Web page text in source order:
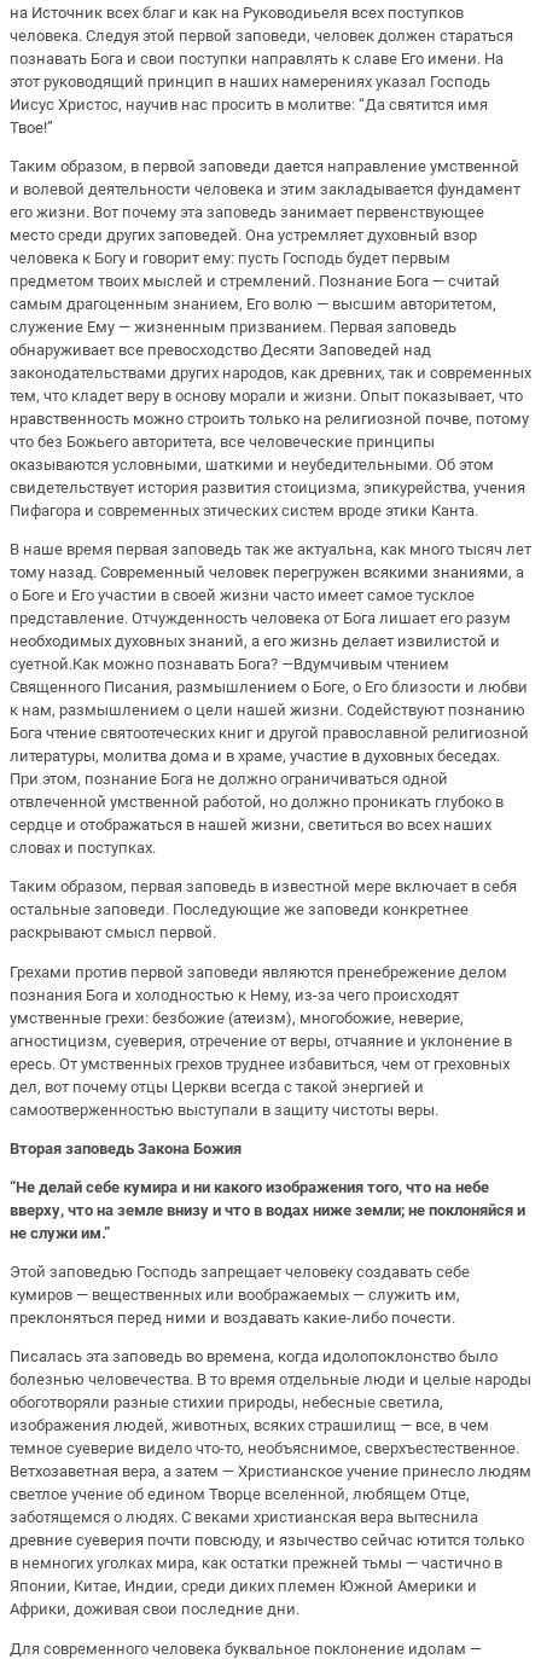
на Источник всех благ и как на Руководиьеля всех поступков
человека. Следуя этой первой заповеди, человек должен стараться
познавать Бога и свои поступки направлять к славе Его имени. На
этот руководящий принцип в наших намерениях указал Господь
Иисус Христос, научив нас просить в молитве: “Да святится имя
Твое!”
Таким образом, в первой заповеди дается направление умственной
и волевой деятельности человека и этим закладывается фундамент
его жизни. Вот почему эта заповедь занимает первенствующее
место среди других заповедей. Она устремляет духовный взор
человека к Богу и говорит ему: пусть Господь будет первым
предметом твоих мыслей и стремлений. Познание Бога — считай
самым драгоценным знанием, Его волю — высшим авторитетом,
служение Ему — жизненным призванием. Первая заповедь
обнаруживает все превосходство Десяти Заповедей над
законодательствами других народов, как древних, так и современных
тем, что кладет веру в основу морали и жизни. Опыт показывает, что
нравственность можно строить только на религиозной почве, потому
что без Божьего авторитета, все человеческие принципы
оказываются условными, шаткими и неубедительными. Об этом
свидетельствует история развития стоицизма, эпикурейства, учения
Пифагора и современных этических систем вроде этики Канта.
В наше время первая заповедь так же актуальна, как много тысяч лет
тому назад. Современный человек перегружен всякими знаниями, а
о Боге и Его участии в своей жизни часто имеет самое тусклое
представление. Отчужденность человека от Бога лишает его разум
необходимых духовных знаний, а его жизнь делает извилистой и
суетной.Как можно познавать Бога? —Вдумчивым чтением
Священного Писания, размышлением о Боге, о Его близости и любви
к нам, размышлением о цели нашей жизни. Содействуют познанию
Бога чтение святоотеческих книг и другой православной религиозной
литературы, молитва дома и в храме, участие в духовных беседах.
При этом, познание Бога не должно ограничиваться одной
отвлеченной умственной работой, но должно проникать глубоко в
сердце и отображаться в нашей жизни, светиться во всех наших
словах и поступках.
Таким образом, первая заповедь в известной мере включает в себя
остальные заповеди. Последующие же заповеди конкретнее
раскрывают смысл первой.
Грехами против первой заповеди являются пренебрежение делом
познания Бога и холодностью к Нему, из-за чего происходят
умственные грехи: безбожие (атеизм), многобожие, неверие,
агностицизм, суеверия, отречение от веры, отчаяние и уклонение в
ересь. От умственных грехов труднее избавиться, чем от греховных
дел, вот почему отцы Церкви всегда с такой энергией и
самоотверженностью выступали в защиту чистоты веры.
Вторая заповедь Закона Божия
“Не делай себе кумира и ни какого изображения того, что на небе
вверху, что на земле внизу и что в водах ниже земли; не поклоняйся и
не служи им.”
Этой заповедью Господь запрещает человеку создавать себе
кумиров — вещественных или воображаемых — служить им,
преклоняться перед ними и воздавать какие-либо почести.
Писалась эта заповедь во времена, когда идолопоклонство было
болезнью человечества. В то время отдельные люди и целые народы
обоготворяли разные стихии природы, небесные светила,
изображения людей, животных, всяких страшилищ — все, в чем
темное суеверие видело что-то, необъяснимое, сверхъестественное.
Ветхозаветная вера, а затем — Христианское учение принесло людям
светлое учение об едином Творце вселенной, любящем Отце,
заботящемся о людях. С веками христианская вера вытеснила
древние суеверия почти повсюду, и язычество сейчас ютится только
в немногих уголках мира, как остатки прежней тьмы — частично в
Японии, Китае, Индии, среди диких племен Южной Америки и
Африки, доживая свои последние дни.
Для современного человека буквальное поклонение идолам —